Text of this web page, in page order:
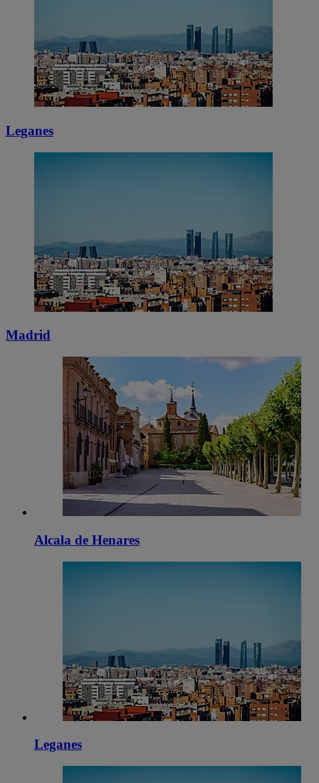
Leganes
Madrid
Alcala de Henares
Leganes